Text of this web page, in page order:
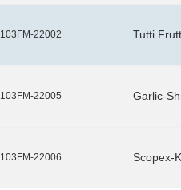
103FM-22002 Tutti
103FM-22005 Garlic-
103FM-22006 Scopex-